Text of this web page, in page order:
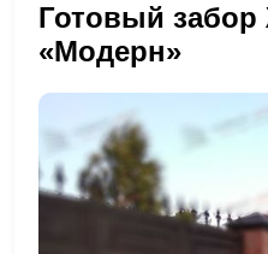
Готовый
«Модерн»